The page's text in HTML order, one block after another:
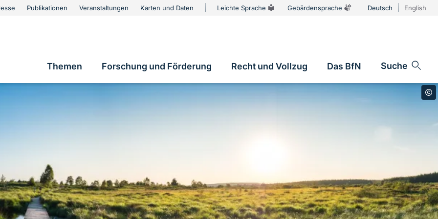
Publikationen Veranstaltungen Karten und Daten Leichte Sprache Gebärdensprache Deutsch English
Hauptnavigation
Themen Forschung und Förderung Recht und Vollzug Das BfN Suche